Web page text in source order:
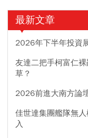
最新文章
2026年下半年投資
友達二把手柯富仁
草？
2026前進大南方論
佳世達集團艦隊無
入